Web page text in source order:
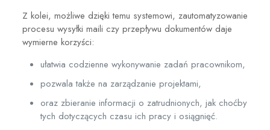
Z kolei, możliwe dzięki temu systemowi, zautomatyzowanie
procesu wysyłki maili czy przepływu dokumentów daje
wymierne korzyści:
ułatwia codzienne wykonywanie zadań pracownikom,
pozwala także na zarządzanie projektami,
oraz zbieranie informacji o zatrudnionych, jak choćby
tych dotyczących czasu ich pracy i osiągnięć.